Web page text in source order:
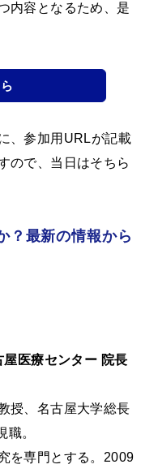
内容となるため、是
、参加用URLが記載
ので、当日はそちら
？最新の情報から
医療センター 院長
授、名古屋大学総長
。
を専門とする。2009